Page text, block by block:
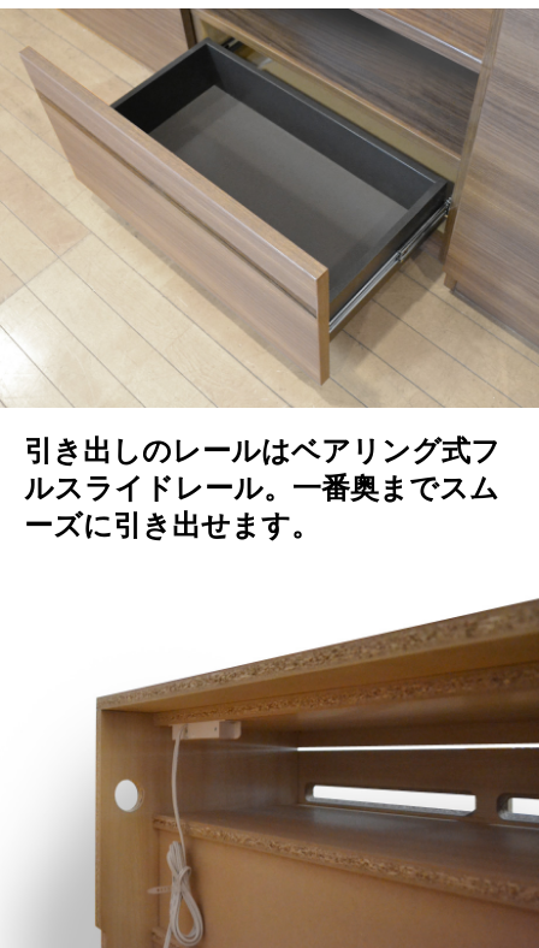
引き出しのレールはベアリング式フ
ルスライドレール。一番奥までスム
ーズに引き出せます。